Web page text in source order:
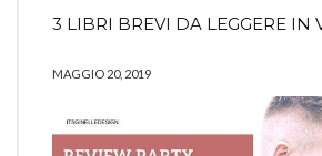
3 LIBRI BREVI DA LEGGERE IN
MAGGIO 20, 2019